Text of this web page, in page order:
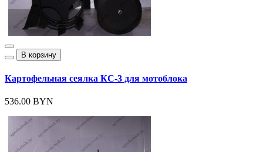
В корзину
Картофельная сеялка КС-3 для мотоблока
536.00 BYN